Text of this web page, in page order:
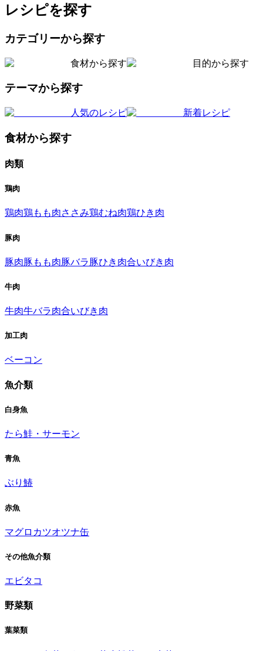
レシピを探す
カテゴリーから探す
食材から探す 目的から探す
テーマから探す
人気のレシピ 新着レシピ
食材から探す
肉類
鶏肉
鶏肉鶏もも肉ささみ鶏むね肉鶏ひき肉
豚肉
豚肉豚もも肉豚バラ豚ひき肉合いびき肉
牛肉
牛肉牛バラ肉合いびき肉
加工肉
ベーコン
魚介類
白身魚
たら鮭・サーモン
青魚
ぶり 鰆
赤魚
マグロ カツオツナ缶
その他魚介類
エビタコ
野菜類
葉菜類